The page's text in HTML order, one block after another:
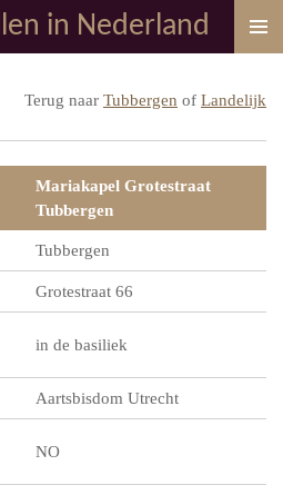
in Nederland
Terug naar Tubbergen of Landelijk
Mariakapel Grotestraat
Tubbergen
Tubbergen
Grotestraat 66
in de basiliek
Aartsbisdom Utrecht
NO